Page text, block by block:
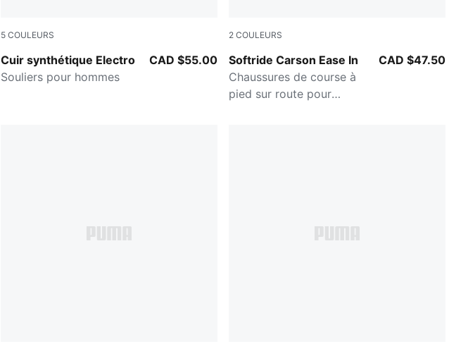
5 COULEURS
Cuir synthétique Electro
Gray Echo-PUMA Navy
Souliers pour hommes
CAD $55.00
2 COULEURS
Softride Carson Ease In
Cool Light Gray-Cool Dark Gray-PUMA
Chaussures de course à
pied sur route pour
CAD $47.50